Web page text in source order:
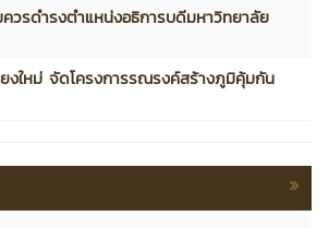
วรดำรงตำแหน่งอธิการบดีมหาวิทยาลัย
งใหม่ จัดโครงการรณรงค์สร้างภูมิคุ้มกัน